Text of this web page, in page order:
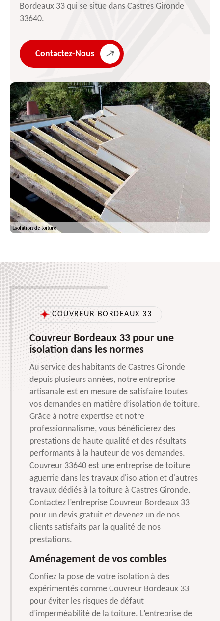
Bordeaux 33 qui se situe dans Castres Gironde
33640.
Contactez-Nous
COUVREUR BORDEAUX 33
Couvreur Bordeaux 33 pour une
isolation dans les normes
Au service des habitants de Castres Gironde
depuis plusieurs années, notre entreprise
artisanale est en mesure de satisfaire toutes
vos demandes en matière d’isolation de toiture.
Grâce à notre expertise et notre
professionnalisme, vous bénéficierez des
prestations de haute qualité et des résultats
performants à la hauteur de vos demandes.
Couvreur 33640 est une entreprise de toiture
aguerrie dans les travaux d'isolation et d'autres
travaux dédiés à la toiture à Castres Gironde.
Contactez l’entreprise Couvreur Bordeaux 33
pour un devis gratuit et devenez un de nos
clients satisfaits par la qualité de nos
prestations.
Aménagement de vos combles
Confiez la pose de votre isolation à des
expérimentés comme Couvreur Bordeaux 33
pour éviter les risques de défaut
d’imperméabilité de la toiture. L’entreprise de